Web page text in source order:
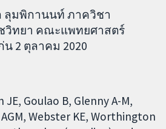
ลุมพิกานนท์ ภาควิชา
วิทยา คณะแพทยศาสตร์
2 ตุลาคม 2020
Goulao B, Glenny A-M,
Webster KE, Worthington